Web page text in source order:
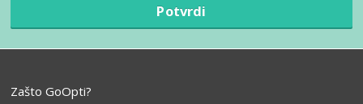
Potvrdi
Zašto GoOpti?